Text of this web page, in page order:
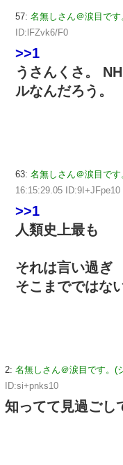
57: 名無しさん＠涙目で
ID:lFZvk6/F0
>>1
うさんくさ。
ルなんだろう。
63: 名無しさん＠涙目で
16:15:29.05 ID:9I+JFpe10
>>1
人類史上最も
それは言い過ぎ
そこまでではな
2: 名無しさん＠涙目です。(
ID:si+pnks10
知ってて見過ごし